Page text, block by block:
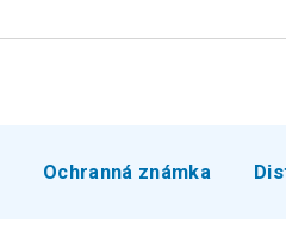
Ochranná známka